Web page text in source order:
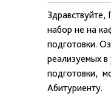
Здравствуйте,
набор не на
подготовки.
реализуемых в
подготовки,
Абитуриенту.